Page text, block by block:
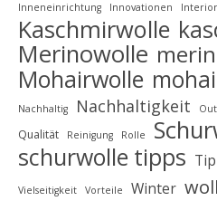
Inneneinrichtung Innovationen
Kaschmirwolle
Merinowolle
Mohairwolle
Nachhaltig Nachhaltigkeit
Qualität Reinigung Rolle
schurwolle tipps
Vielseitigkeit Vorteile Winter